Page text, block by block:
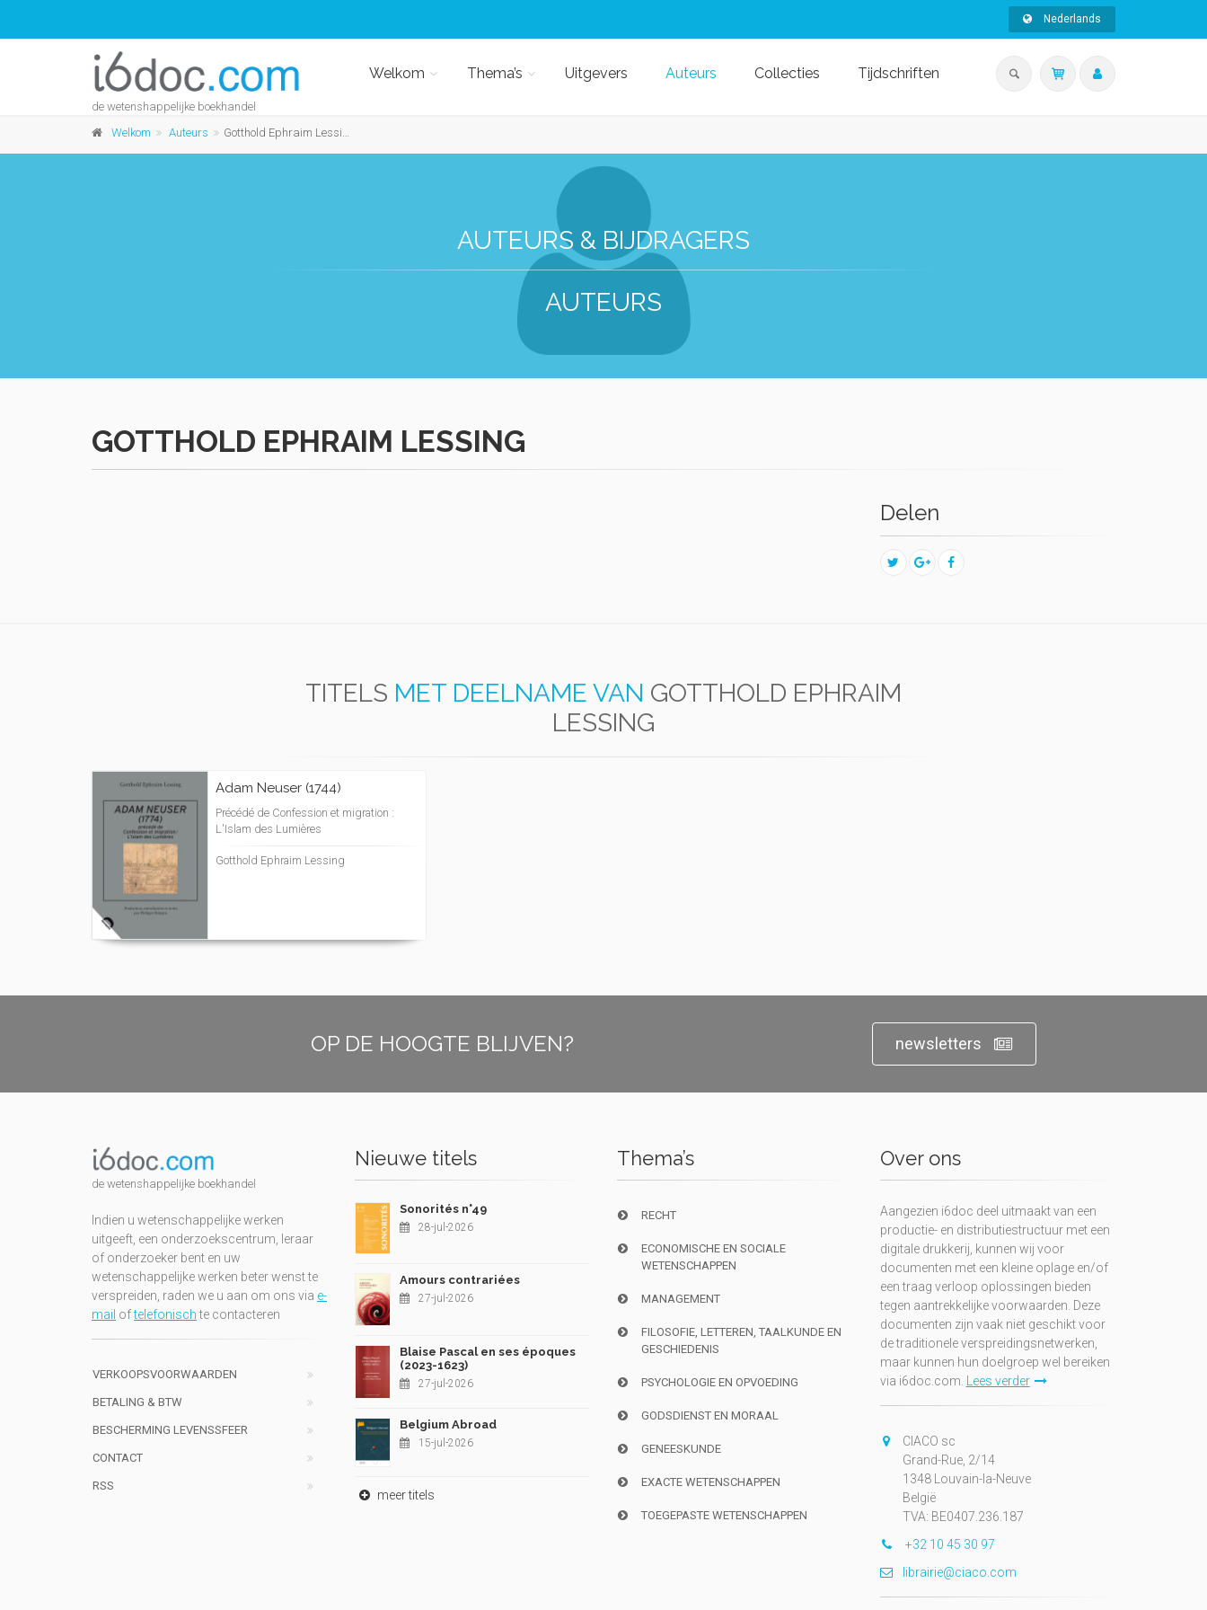
Nederlands
de wetenshappelijke boekhandel
Welkom Thema’s Uitgevers Auteurs Collecties Tijdschriften
Welkom Auteurs Gotthold Ephraim Lessing
AUTEURS & BIJDRAGERS
AUTEURS
GOTTHOLD EPHRAIM LESSING
Delen
TITELS MET DEELNAME VAN GOTTHOLD EPHRAIM
LESSING
Adam Neuser (1744)
Précédé de Confession et migration :
L'Islam des Lumières
Gotthold Ephraim Lessing
OP DE HOOGTE BLIJVEN? newsletters
de wetenshappelijke boekhandel
Indien u wetenschappelijke werken
uitgeeft, een onderzoekscentrum, leraar
of onderzoeker bent en uw
wetenschappelijke werken beter wenst te
verspreiden, raden we u aan om ons via e-
mail oftelefonischte contacteren
VERKOOPSVOORWAARDEN
BETALING & BTW
BESCHERMING LEVENSSFEER
CONTACT
RSS
Nieuwe titels
Sonorités n°49
28-jul-2026
Amours contrariées
27-jul-2026
Blaise Pascal en ses époques
(2023-1623)
27-jul-2026
Belgium Abroad
15-jul-2026
meer titels
Thema’s
RECHT
ECONOMISCHE EN SOCIALE
WETENSCHAPPEN
MANAGEMENT
FILOSOFIE, LETTEREN, TAALKUNDE EN
GESCHIEDENIS
PSYCHOLOGIE EN OPVOEDING
GODSDIENST EN MORAAL
GENEESKUNDE
EXACTE WETENSCHAPPEN
TOEGEPASTE WETENSCHAPPEN
Over ons
Aangezien i6doc deel uitmaakt van een
productie- en distributiestructuur met een
digitale drukkerij, kunnen wij voor
documenten met een kleine oplage en/of
een traag verloop oplossingen bieden
tegen aantrekkelijke voorwaarden. Deze
documenten zijn vaak niet geschikt voor
de traditionele verspreidingsnetwerken,
maar kunnen hun doelgroep wel bereiken
via i6doc.com.
Lees verder
CIACO sc
Grand-Rue, 2/14
1348 Louvain-la-Neuve
België
TVA: BE0407.236.187
+32 10 45 30 97
librairie@ciaco.com